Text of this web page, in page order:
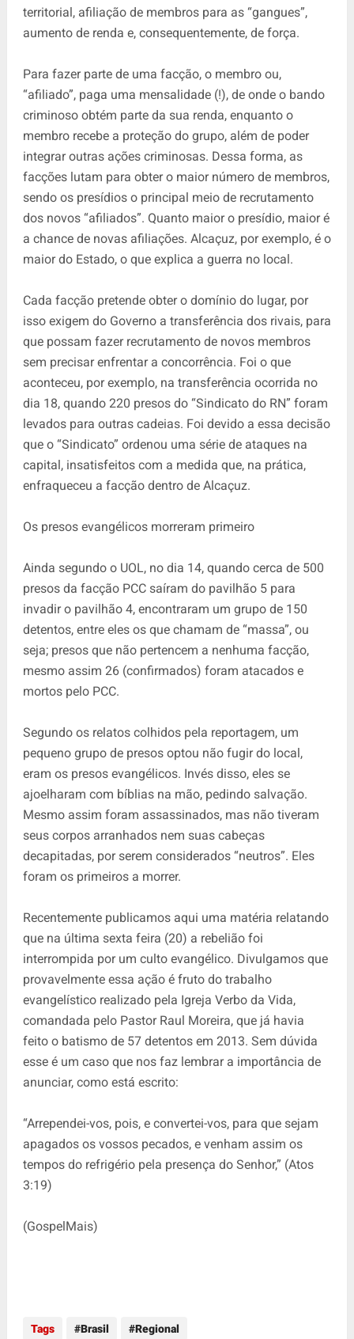
territorial, afiliação de membros para as “gangues”,
aumento de renda e, consequentemente, de força.
Para fazer parte de uma facção, o membro ou,
“afiliado”, paga uma mensalidade (!), de onde o bando
criminoso obtém parte da sua renda, enquanto o
membro recebe a proteção do grupo, além de poder
integrar outras ações criminosas. Dessa forma, as
facções lutam para obter o maior número de membros,
sendo os presídios o principal meio de recrutamento
dos novos “afiliados”. Quanto maior o presídio, maior é
a chance de novas afiliações. Alcaçuz, por exemplo, é o
maior do Estado, o que explica a guerra no local.
Cada facção pretende obter o domínio do lugar, por
isso exigem do Governo a transferência dos rivais, para
que possam fazer recrutamento de novos membros
sem precisar enfrentar a concorrência. Foi o que
aconteceu, por exemplo, na transferência ocorrida no
dia 18, quando 220 presos do “Sindicato do RN” foram
levados para outras cadeias. Foi devido a essa decisão
que o “Sindicato” ordenou uma série de ataques na
capital, insatisfeitos com a medida que, na prática,
enfraqueceu a facção dentro de Alcaçuz.
Os presos evangélicos morreram primeiro
Ainda segundo o UOL, no dia 14, quando cerca de 500
presos da facção PCC saíram do pavilhão 5 para
invadir o pavilhão 4, encontraram um grupo de 150
detentos, entre eles os que chamam de “massa”, ou
seja; presos que não pertencem a nenhuma facção,
mesmo assim 26 (confirmados) foram atacados e
mortos pelo PCC.
Segundo os relatos colhidos pela reportagem, um
pequeno grupo de presos optou não fugir do local,
eram os presos evangélicos. Invés disso, eles se
ajoelharam com bíblias na mão, pedindo salvação.
Mesmo assim foram assassinados, mas não tiveram
seus corpos arranhados nem suas cabeças
decapitadas, por serem considerados “neutros”. Eles
foram os primeiros a morrer.
Recentemente publicamos aqui uma matéria relatando
que na última sexta feira (20) a rebelião foi
interrompida por um culto evangélico. Divulgamos que
provavelmente essa ação é fruto do trabalho
evangelístico realizado pela Igreja Verbo da Vida,
comandada pelo Pastor Raul Moreira, que já havia
feito o batismo de 57 detentos em 2013. Sem dúvida
esse é um caso que nos faz lembrar a importância de
anunciar, como está escrito:
“Arrependei-vos, pois, e convertei-vos, para que sejam
apagados os vossos pecados, e venham assim os
tempos do refrigério pela presença do Senhor,” (Atos
3:19)
(GospelMais)
Tags Brasil Regional